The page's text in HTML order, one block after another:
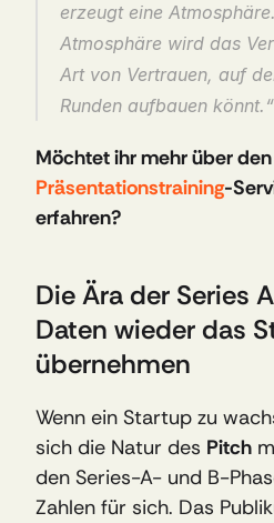
erzeugt eine
Atmosphäre wird das
Art von Vertrauen, auf
Runden aufbauen könnt.“
Präsentationstraining-
erfahren?
Die Ära der Series
Daten wieder das
übernehmen
Wenn ein Startup zu
sich die Natur des Pitch
den Series-A- und B-
Zahlen für sich. Das